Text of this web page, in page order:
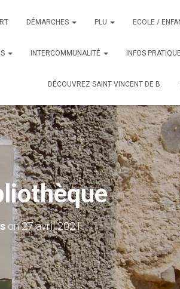
DÉMARCHES PLU ECOLE /
INTERCOMMUNALITÉ INFOS
DÉCOUVREZ SAINT VINCENT DE B.
on27 avril 2021